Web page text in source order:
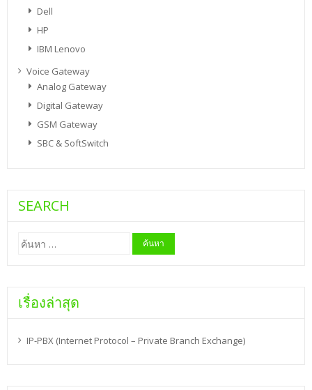
Dell
HP
IBM Lenovo
Voice Gateway
Analog Gateway
Digital Gateway
GSM Gateway
SBC & SoftSwitch
SEARCH
ค้นหา
สำหรับ:
เรื่องล่าสุด
IP-PBX (Internet Protocol – Private Branch Exchange)